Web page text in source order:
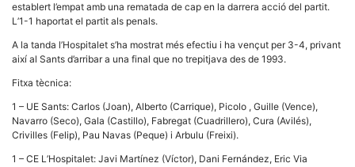
establert l’empat amb una rematada de cap en la darrera acció del partit.
L’1-1 haportat el partit als penals.
A la tanda l’Hospitalet s’ha mostrat més efectiu i ha vençut per 3-4, privant
així al Sants d’arribar a una final que no trepitjava des de 1993.
Fitxa tècnica:
1 – UE Sants: Carlos (Joan), Alberto (Carrique), Picolo , Guille (Vence),
Navarro (Seco), Gala (Castillo), Fabregat (Cuadrillero), Cura (Avilés),
Crivilles (Felip), Pau Navas (Peque) i Arbulu (Freixi).
1 – CE L’Hospitalet: Javi Martínez (Víctor), Dani Fernández, Eric Via